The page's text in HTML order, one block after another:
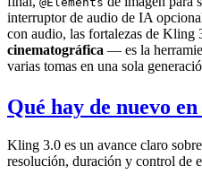
interruptor de audio de IA
con audio, las fortalezas de Kling
cinematográfica — es la
varias tomas en una sola
Qué hay de nuevo
Kling 3.0 es un avance claro
resolución, duración y control de